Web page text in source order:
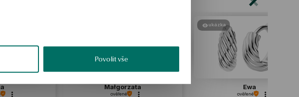
Povolit vše
Ewa
ověřené
ukázka
Magdalena
ověřené